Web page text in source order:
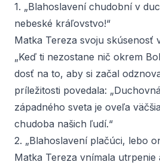
1. „Blahoslavení chudobní v
nebeské kráľovstvo!“
Matka Tereza svoju skúsenosť
„Keď ti nezostane nič okrem
dosť na to, aby si začal
príležitosti povedala:
západného sveta je oveľa
chudoba našich ľudí.“
2. „Blahoslavení plačúci, lebo
Matka Tereza vnímala